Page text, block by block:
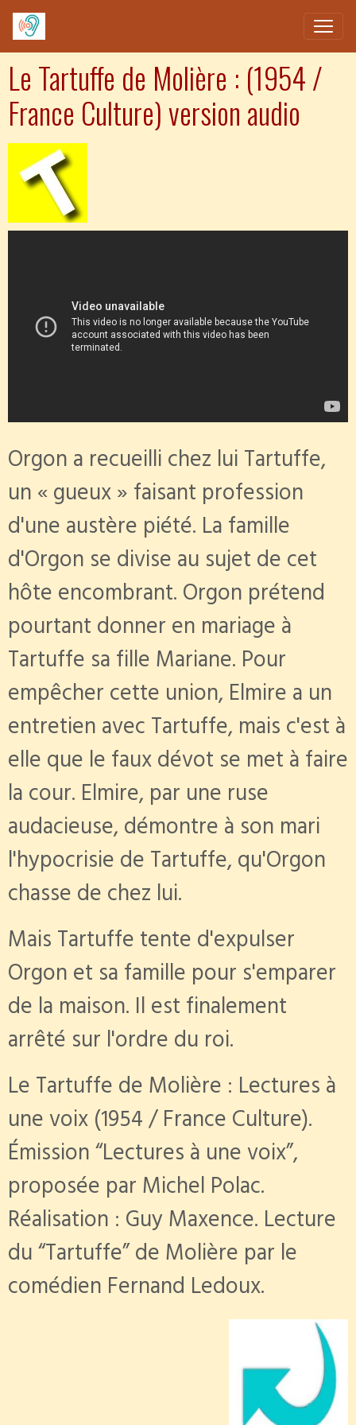
Le Tartuffe de Molière : (1954 /
France Culture) version audio
Orgon a recueilli chez lui Tartuffe,
un « gueux » faisant profession
d'une austère piété. La famille
d'Orgon se divise au sujet de cet
hôte encombrant. Orgon prétend
pourtant donner en mariage à
Tartuffe sa fille Mariane. Pour
empêcher cette union, Elmire a un
entretien avec Tartuffe, mais c'est à
elle que le faux dévot se met à faire
la cour. Elmire, par une ruse
audacieuse, démontre à son mari
l'hypocrisie de Tartuffe, qu'Orgon
chasse de chez lui.
Mais Tartuffe tente d'expulser
Orgon et sa famille pour s'emparer
de la maison. Il est finalement
arrêté sur l'ordre du roi.
Le Tartuffe de Molière : Lectures à
une voix (1954 / France Culture).
Émission “Lectures à une voix”,
proposée par Michel Polac.
Réalisation : Guy Maxence. Lecture
du “Tartuffe” de Molière par le
comédien Fernand Ledoux.